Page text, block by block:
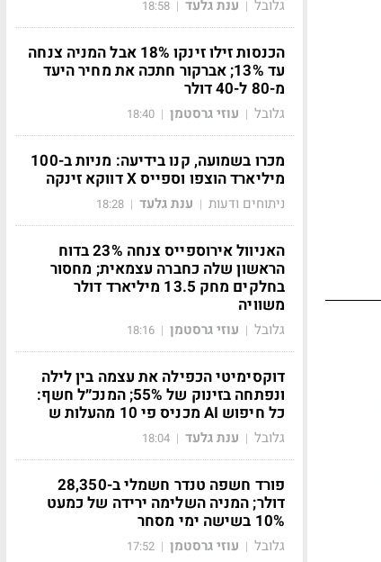
גלובל | ענת גלעד |
18:58
הכנסות זילו זינקו 18% אבל המניה צנחה
עד 13%; אברקור חתכה את מחיר היעד
מ-80 ל-40 דולר
גלובל | עוזי גרסטמן |
18:40
מכרו בשמועה, קנו בידיעה: מניות ב-100
מיליארד הוצפו וספייס X דווקא זינקה
ניתוחים ודעות | ענת גלעד |
18:28
האניוול אירוספייס צנחה 23% בדוח
הראשון שלה כחברה עצמאית; מחסור
בחלקים מחק 13.5 מיליארד דולר
משוויה
גלובל | עוזי גרסטמן |
18:16
דוקסימיטי הכפילה את עצמה בין לילה
ונפתחה בזינוק של 55%; המנכ״ל חשף:
כל חיפוש AI מכניס פי 10 מהעלות ש
גלובל | ענת גלעד |
18:04
פורד חשפה טנדר חשמלי ב-28,350
דולר; המניה השלימה ירידה של כמעט
10% בשישה ימי מסחר
גלובל | עוזי גרסטמן |
17:52